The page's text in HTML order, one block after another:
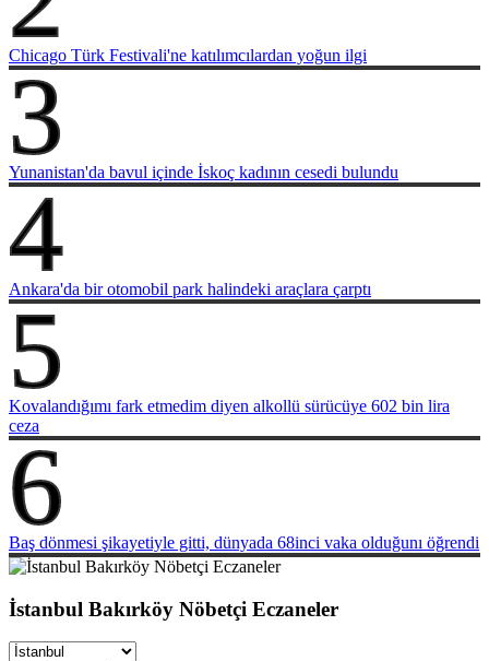
Chicago Türk Festivali'ne katılımcılardan yoğun ilgi
3
Yunanistan'da bavul içinde İskoç kadının cesedi bulundu
4
Ankara'da bir otomobil park halindeki araçlara çarptı
5
Kovalandığımı fark etmedim diyen alkollü sürücüye 602 bin lira
ceza
6
Baş dönmesi şikayetiyle gitti, dünyada 68inci vaka olduğunı öğrendi
İstanbul Bakırköy Nöbetçi Eczaneler